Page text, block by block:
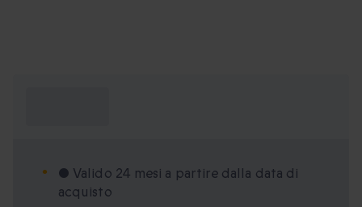
• Valido 24 mesi a partire dalla data di
acquisto